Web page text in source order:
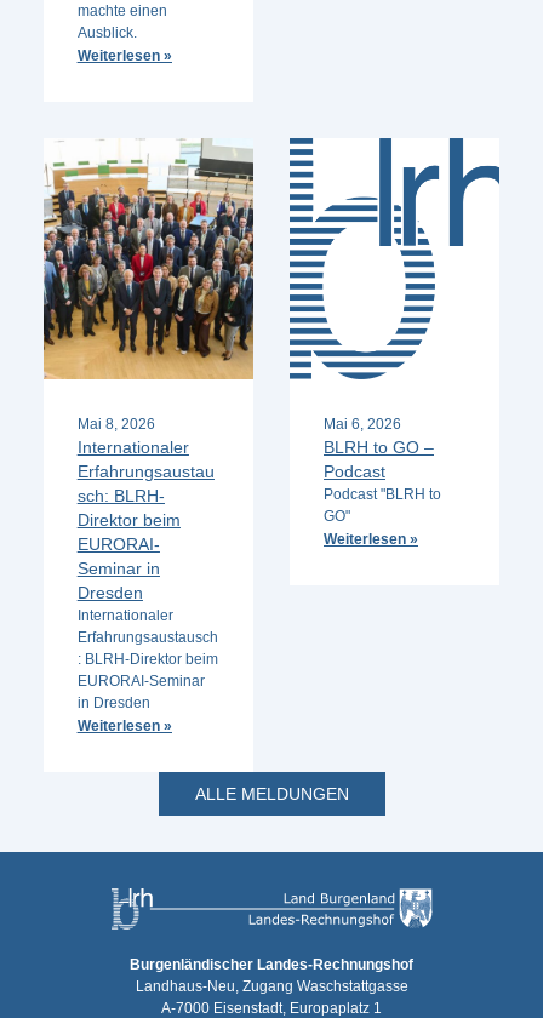
machte einen
Ausblick.
Weiterlesen »
Mai 8, 2026
Internationaler
Erfahrungsaustau
sch: BLRH-
Direktor beim
EURORAI-
Seminar in
Dresden
Internationaler
Erfahrungsaustausch
: BLRH-Direktor beim
EURORAI-Seminar
in Dresden
Weiterlesen »
Mai 6, 2026
BLRH to GO –
Podcast
Podcast "BLRH to
GO"
Weiterlesen »
ALLE MELDUNGEN
Burgenländischer Landes-Rechnungshof
Landhaus-Neu, Zugang Waschstattgasse
A-7000 Eisenstadt, Europaplatz 1